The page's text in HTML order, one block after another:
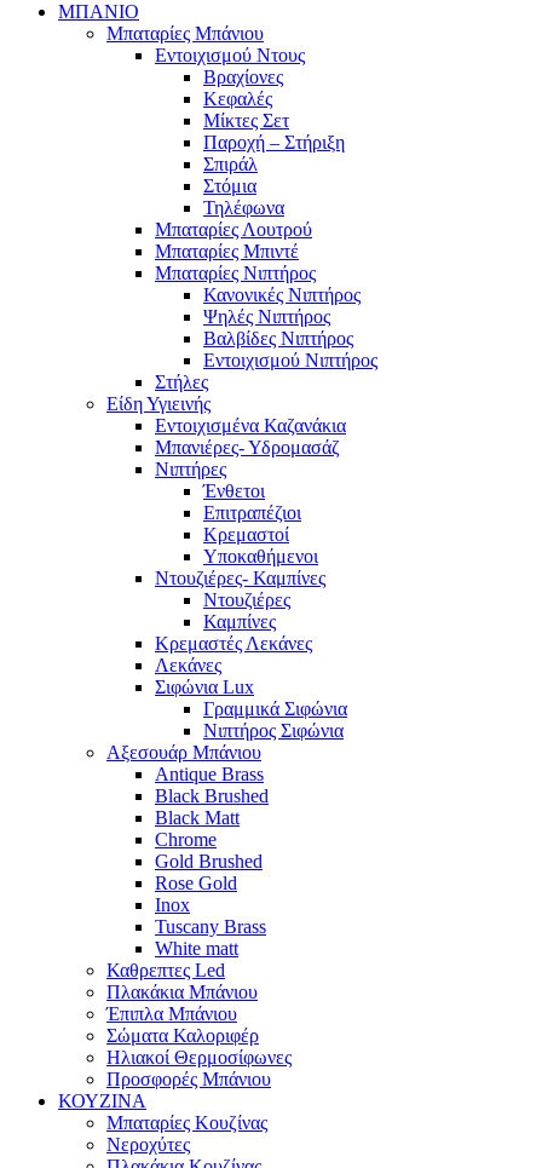
ΜΠΑΝΙΟ
Μπαταρίες Μπάνιου
Εντοιχισμού Ντους
Βραχίονες
Κεφαλές
Μίκτες Σετ
Παροχή – Στήριξη
Σπιράλ
Στόμια
Τηλέφωνα
Μπαταρίες Λουτρού
Μπαταρίες Μπιντέ
Μπαταρίες Νιπτήρος
Κανονικές Νιπτήρος
Ψηλές Νιπτήρος
Βαλβίδες Νιπτήρος
Εντοιχισμού Νιπτήρος
Στήλες
Είδη Υγιεινής
Εντοιχισμένα Καζανάκια
Μπανιέρες- Υδρομασάζ
Νιπτήρες
Ένθετοι
Επιτραπέζιοι
Κρεμαστοί
Υποκαθήμενοι
Ντουζιέρες- Καμπίνες
Ντουζιέρες
Καμπίνες
Κρεμαστές Λεκάνες
Λεκάνες
Σιφώνια Lux
Γραμμικά Σιφώνια
Νιπτήρος Σιφώνια
Αξεσουάρ Μπάνιου
Antique Brass
Black Brushed
Black Matt
Chrome
Gold Brushed
Rose Gold
Inox
Tuscany Brass
White matt
Καθρεπτες Led
Πλακάκια Μπάνιου
Έπιπλα Μπάνιου
Σώματα Καλοριφέρ
Ηλιακοί Θερμοσίφωνες
Προσφορές Μπάνιου
ΚΟΥΖΙΝΑ
Μπαταρίες Κουζίνας
Νεροχύτες